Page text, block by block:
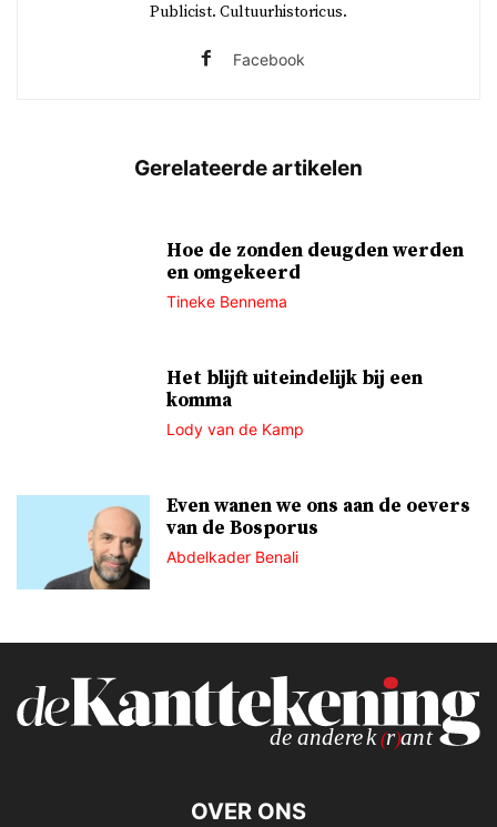
Publicist. Cultuurhistoricus.
Facebook
Hoe de zonden deugden werden
en omgekeerd
Tineke Bennema
Het blijft uiteindelijk bij een
komma
Lody van de Kamp
Even wanen we ons aan de oevers
van de Bosporus
Abdelkader Benali
OVER ONS